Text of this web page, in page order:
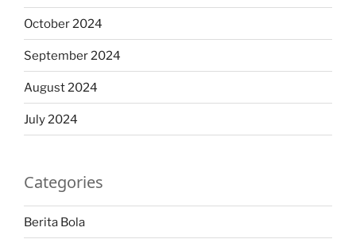
October 2024
September 2024
August 2024
July 2024
Categories
Berita Bola